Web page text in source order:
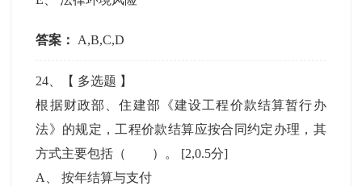
答案： A,B,C,D
24 、【 多选题 】
根据财政部、住建部《建设工程价款结算暂行办
法》的规定，工程价款结算应按合同约定办理，其
方式主要包括（ ）。 [2,0.5分]
A
、按年结算与支付